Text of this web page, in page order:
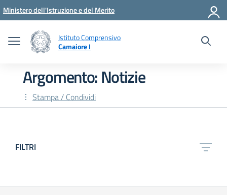
Vai ai contenuti
Vai al menu di navigazione
Vai al footer
Ministero dell'Istruzione e del Merito
Istituto Comprensivo
Camaiore I
Argomento: Notizie
Stampa / Condividi
FILTRI